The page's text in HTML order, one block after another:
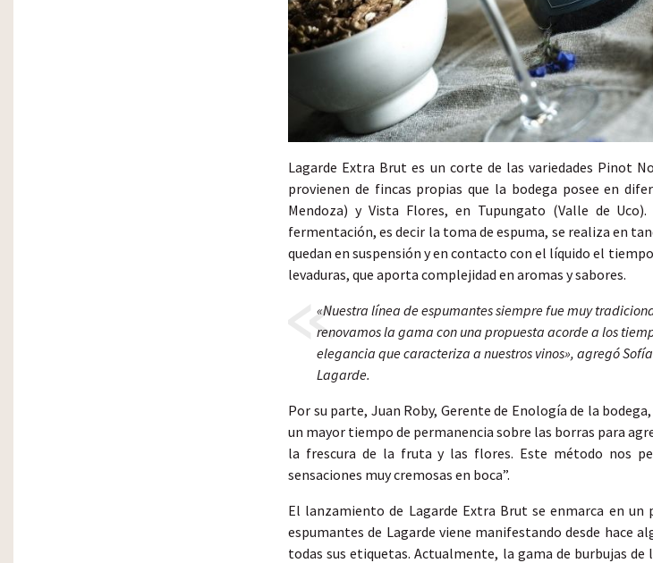
Lagarde Extra Brut es un corte de las variedades Pinot
provienen de fincas propias que la bodega posee en
Mendoza) y Vista Flores, en Tupungato (Valle de
fermentación, es decir la toma de espuma, se realiza en
quedan en suspensión y en contacto con el líquido el
levaduras, que aporta complejidad en aromas y sabores.
«Nuestra línea de espumantes siempre fue muy
renovamos la gama con una propuesta acorde a los
elegancia que caracteriza a nuestros vinos», agregó
Lagarde.
Por su parte, Juan Roby, Gerente de Enología de la
un mayor tiempo de permanencia sobre las borras para
la frescura de la fruta y las flores. Este método nos
sensaciones muy cremosas en boca”.
El lanzamiento de Lagarde Extra Brut se enmarca en un
espumantes de Lagarde viene manifestando desde hace
todas sus etiquetas. Actualmente, la gama de burbujas